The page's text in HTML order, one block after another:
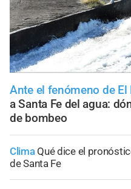
Ante el fenómeno de El
a Santa Fe del agua:
de bombeo
Clima Qué dice el
de Santa Fe